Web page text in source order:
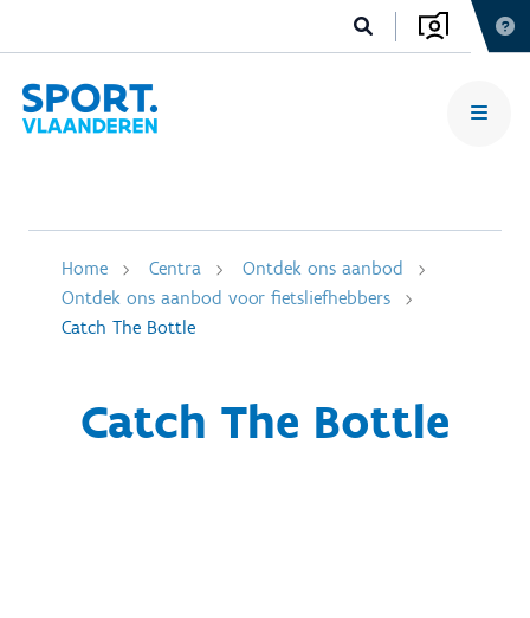
Home Centra
Ontdek ons aanbod
Ontdek ons aanbod voor fietsliefhebbers
Catch The Bottle
Catch The Bottle